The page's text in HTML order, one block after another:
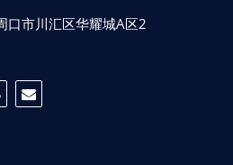
口市川汇区华耀城A区2